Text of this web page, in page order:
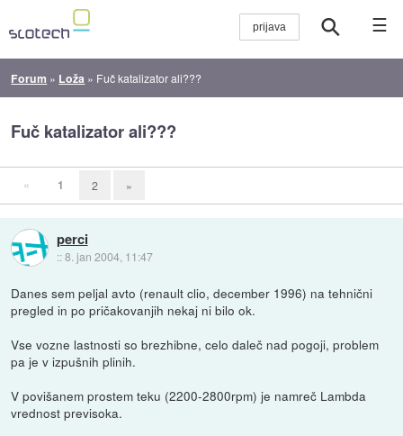
☰
Forum » Loža » Fuč katalizator ali???
Fuč katalizator ali???
« 1 2 »
perci
::8. jan 2004, 11:47
Danes sem peljal avto (renault clio, december 1996) na tehnični
pregled in po pričakovanjih nekaj ni bilo ok.
Vse vozne lastnosti so brezhibne, celo daleč nad pogoji, problem
pa je v izpušnih plinih.
V povišanem prostem teku (2200-2800rpm) je namreč Lambda
vrednost previsoka.